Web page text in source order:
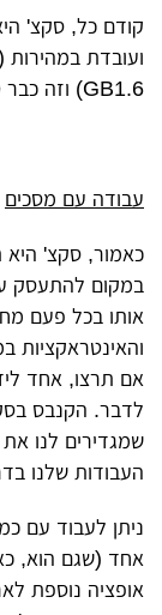
קודם כל, סקצ'
GB1.6) וזה כבר טוב. אבל יש לה מגוון יתרונות נוספים.
עבודה עם מסכים
כאמור, סקצ' היא
במקום להתעסק
אותו בכל פעם
אם תרצו, אחד
לדבר. הקנבס
שמגדירים לנו
העבודות שלנו
ניתן לעבוד עם
אחד (שגם הוא,